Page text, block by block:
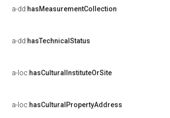
a-dd:hasMeasurementCollection
a-dd:hasTechnicalStatus
a-loc:hasCulturalInstituteOrSite
a-loc:hasCulturalPropertyAddress